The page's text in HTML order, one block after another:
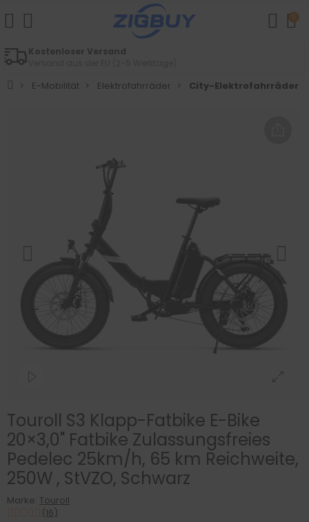
0
Einfache Retouren
E-Mobilität Elektrofahrräder City-Elektrofahrräder
Touroll S3 Klapp-Fatbike E-Bike
20×3,0" Fatbike Zulassungsfreies
Pedelec 25km/h, 65 km Reichweite,
250W , StVZO, Schwarz
Marke: Touroll
(16)